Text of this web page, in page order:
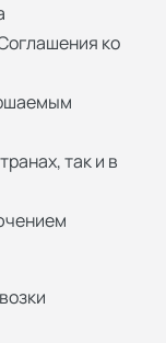
ко
так и в